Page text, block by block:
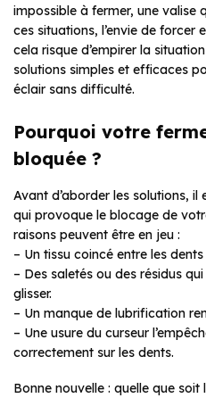
impossible à fermer, une valise
ces situations, l’envie de forcer
cela risque d’empirer la
solutions simples et efficaces
éclair sans difficulté.
Pourquoi votre
bloquée ?
Avant d’aborder les solutions,
qui provoque le blocage de
raisons peuvent être en jeu :
– Un tissu coincé entre les dents
– Des saletés ou des résidus
glisser.
– Un manque de lubrification
– Une usure du curseur
correctement sur les dents.
Bonne nouvelle : quelle que